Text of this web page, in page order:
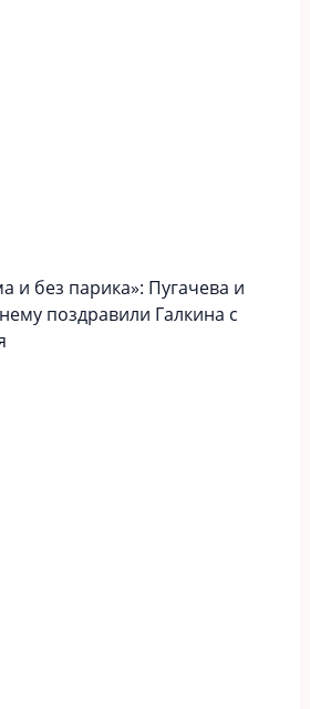
и без парика»: Пугачева и
поздравили Галкина с